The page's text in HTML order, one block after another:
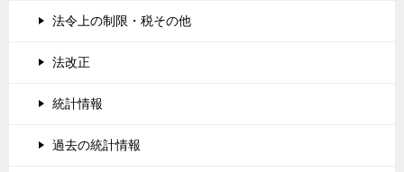
法令上の制限・税その他
法改正
統計情報
過去の統計情報